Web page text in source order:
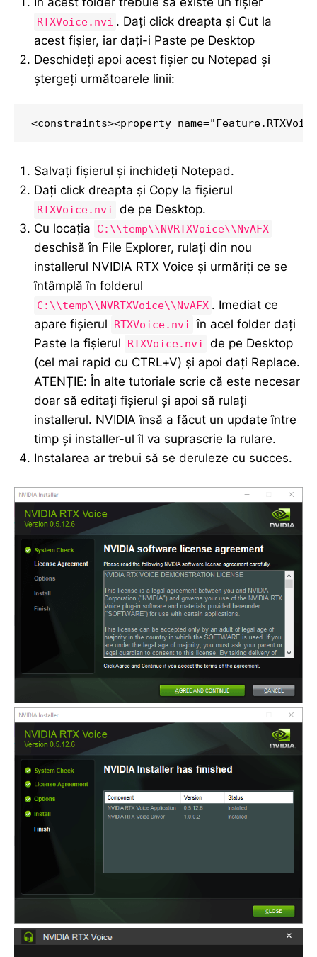
RTXVoice.nvi . Dați click dreapta și Cut la
acest fișier, iar dați-i Paste pe Desktop
Deschideți apoi acest fișier cu Notepad și
ștergeți următoarele linii:
<constraints><property
Salvați fișierul și inchideți Notepad.
Dați click dreapta și Copy la fișierul
RTXVoice.nvi de pe Desktop.
Cu locația
C:\\temp\\NVRTXVoice\\NvAFX
deschisă în File Explorer, rulați din nou
installerul NVIDIA RTX Voice și urmăriți ce se
întâmplă în folderul
C:\\temp\\NVRTXVoice\\NvAFX . Imediat ce
apare fișierul
RTXVoice.nvi în acel folder dați
Paste la fișierul
RTXVoice.nvi de pe Desktop
(cel mai rapid cu CTRL+V) și apoi dați Replace.
ATENȚIE: În alte tutoriale scrie că este necesar
doar să editați fișierul și apoi să rulați
installerul. NVIDIA însă a făcut un update între
timp și installer-ul îl va suprascrie la rulare.
Instalarea ar trebui să se deruleze cu succes.